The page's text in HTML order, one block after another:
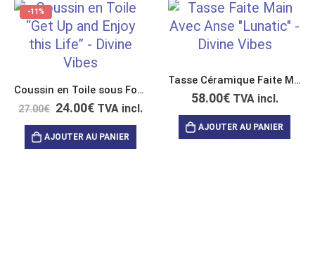
-11%
Coussin en Toile sous Forme de Nuage “Get Up and Enjoy this Life”
27.00€ 24.00€ TVA incl.
AJOUTER AU PANIER
Tasse Céramique Faite Main au Bord Pincé avec Anse
58.00€ TVA incl.
AJOUTER AU PANIER